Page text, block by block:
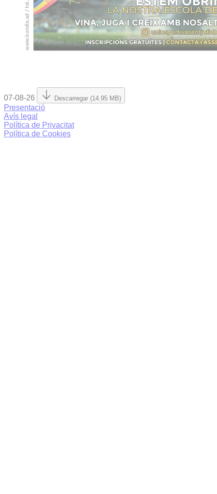
07-08-26 Descarregar (14.95 MB)
Presentació
Avís legal
Política de Privacitat
Política de Cookies